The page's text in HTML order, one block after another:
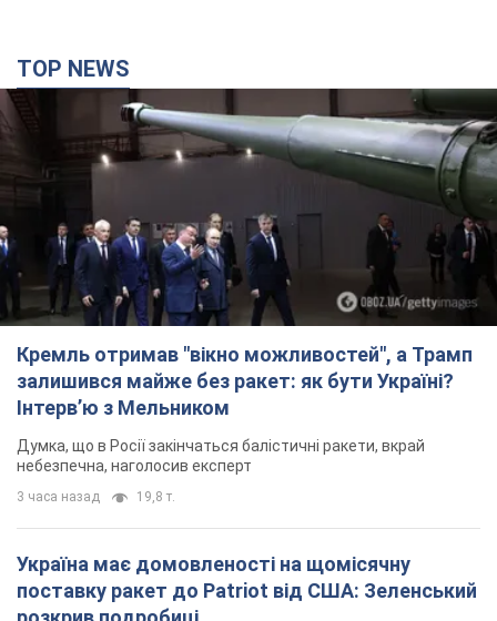
TOP NEWS
Кремль отримав "вікно можливостей", а Трамп
залишився майже без ракет: як бути Україні?
Інтерв’ю з Мельником
Думка, що в Росії закінчаться балістичні ракети, вкрай
небезпечна, наголосив експерт
3 часа назад 19,8 т.
Україна має домовленості на щомісячну
поставку ракет до Patriot від США: Зеленський